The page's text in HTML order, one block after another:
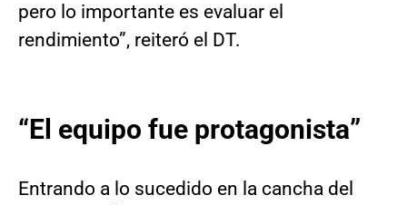
pero lo importante es evaluar el
rendimiento”, reiteró el DT.
“El equipo fue protagonista”
Entrando a lo sucedido en la cancha del